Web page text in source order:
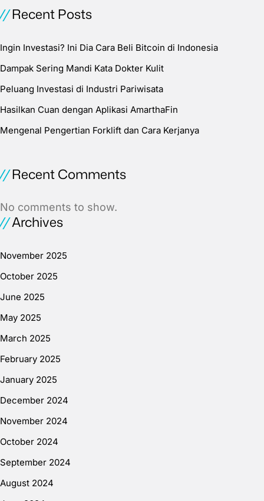
Recent Posts
Ingin Investasi? Ini Dia Cara Beli Bitcoin di Indonesia
Dampak Sering Mandi Kata Dokter Kulit
Peluang Investasi di Industri Pariwisata
Hasilkan Cuan dengan Aplikasi AmarthaFin
Mengenal Pengertian Forklift dan Cara Kerjanya
Recent Comments
No comments to show.
Archives
November 2025
October 2025
June 2025
May 2025
March 2025
February 2025
January 2025
December 2024
November 2024
October 2024
September 2024
August 2024